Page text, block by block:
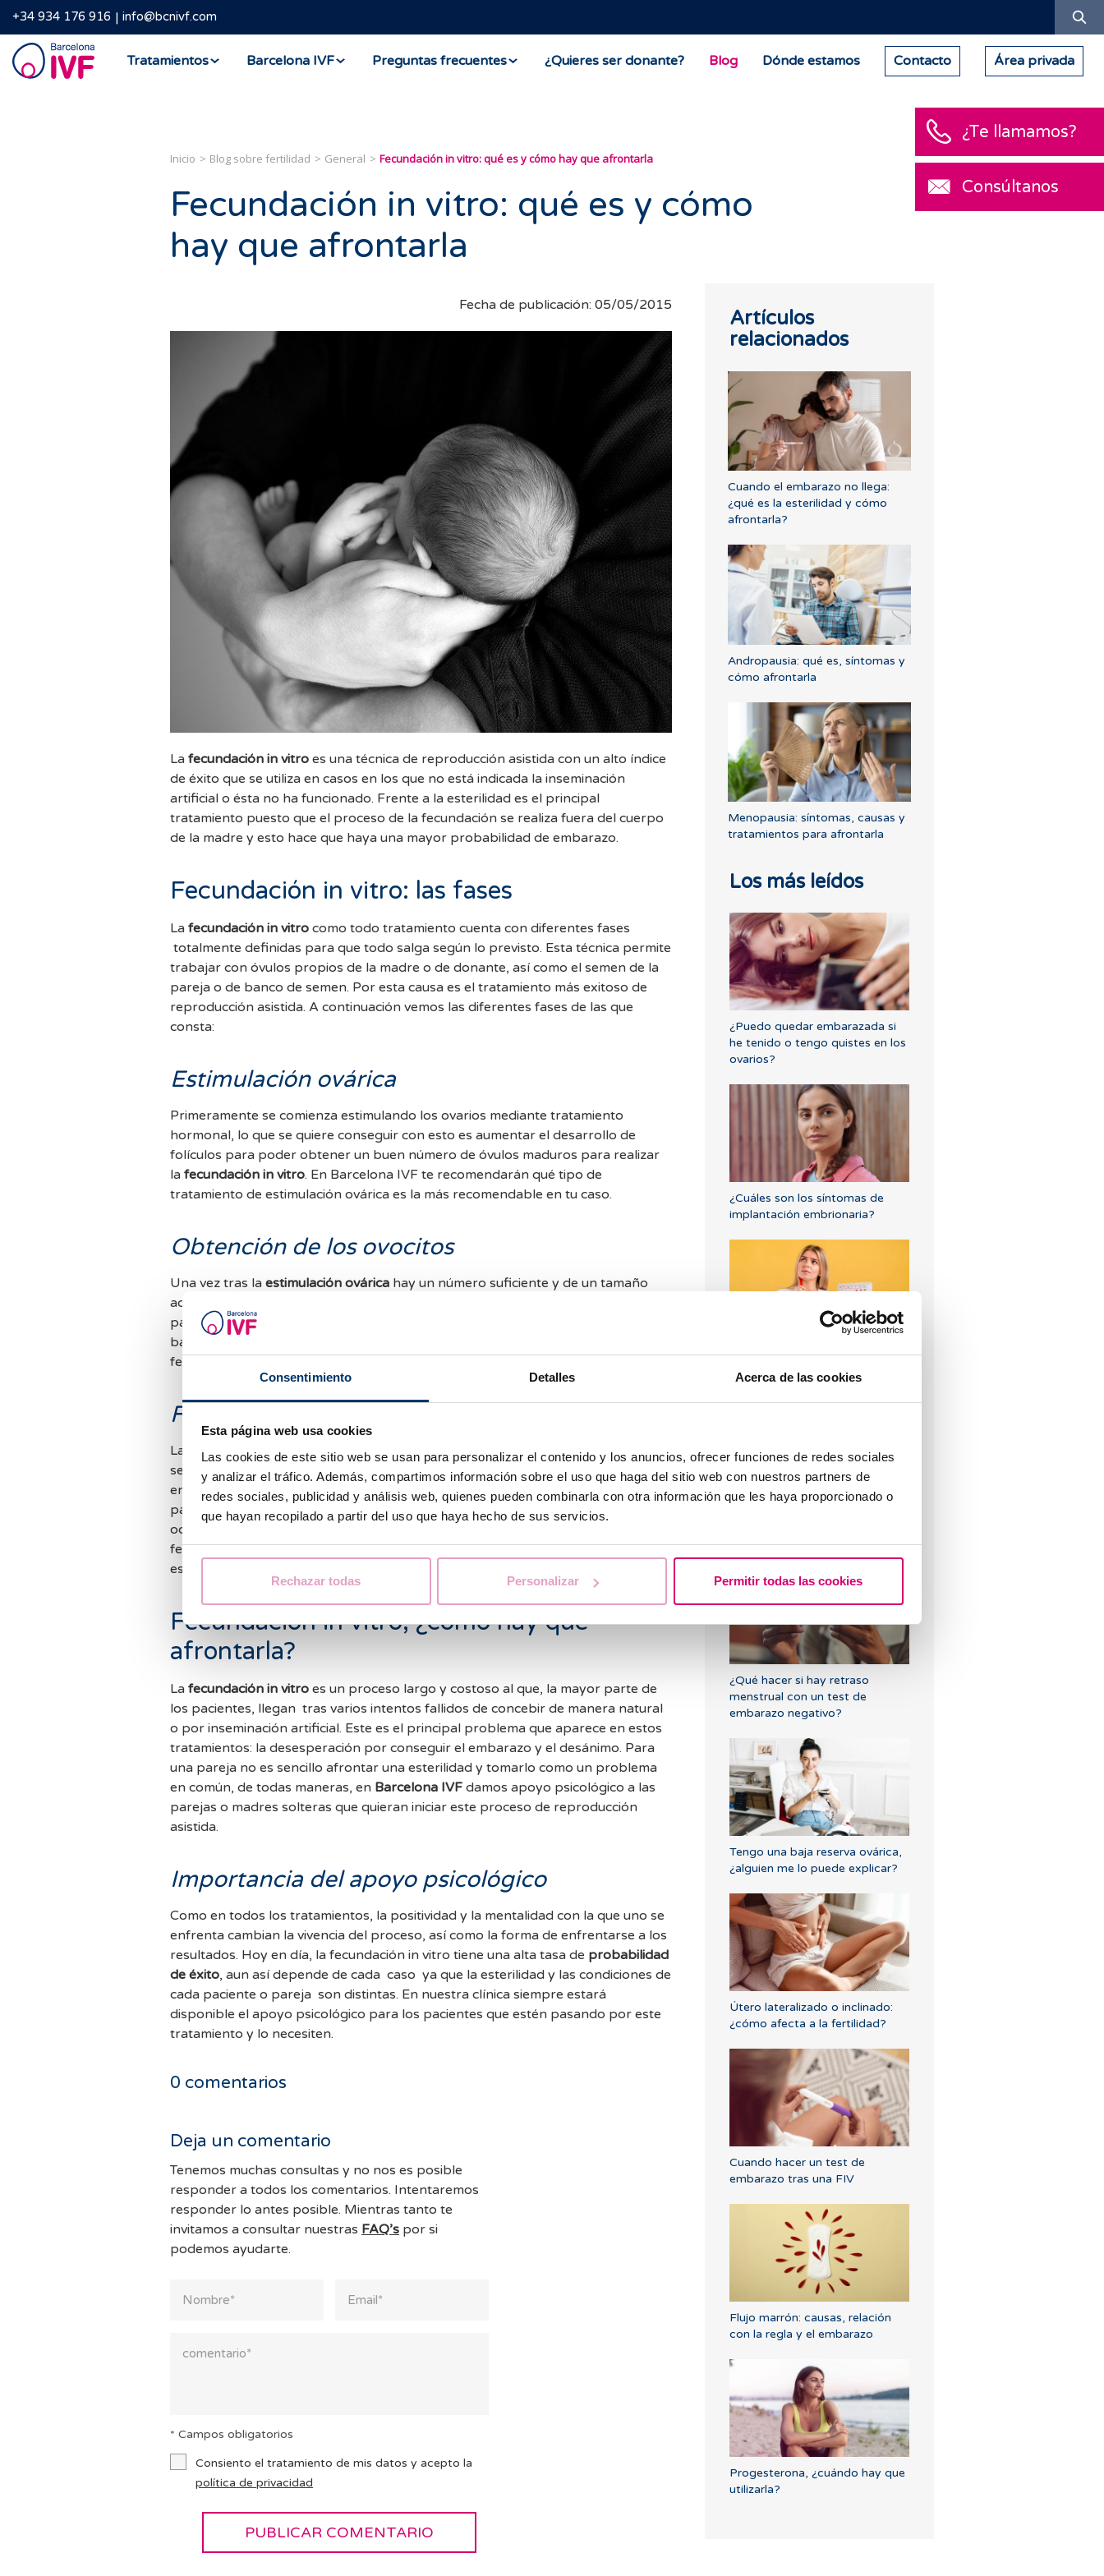
Consentimiento Detalles Acerca de las cookies
Esta página web usa cookies
Las cookies de este sitio web se usan para personalizar el contenido y los anuncios, ofrecer funciones de redes sociales
y analizar el tráfico. Además, compartimos información sobre el uso que haga del sitio web con nuestros partners de
redes sociales, publicidad y análisis web, quienes pueden combinarla con otra información que les haya proporcionado o
que hayan recopilado a partir del uso que haya hecho de sus servicios.
Rechazar todas Personalizar Permitir todas las cookies
+34 934 176 916 info@bcnivf.com
Barcelona
IVF
Tratamientos Barcelona IVF Preguntas frecuentes ¿Quieres ser donante? Blog Dónde estamos Contacto Área privada
Inicio Blog sobre fertilidad General Fecundación in vitro: qué es y cómo hay que afrontarla
Fecundación in vitro: qué es y cómo
hay que afrontarla
Fecha de publicación: 05/05/2015
La fecundación in vitro es una técnica de reproducción asistida con un alto índice
de éxito que se utiliza en casos en los que no está indicada la inseminación
artificial o ésta no ha funcionado. Frente a la esterilidad es el principal
tratamiento puesto que el proceso de la fecundación se realiza fuera del cuerpo
de la madre y esto hace que haya una mayor probabilidad de embarazo.
Fecundación in vitro: las fases
La fecundación in vitro como todo tratamiento cuenta con diferentes fases
totalmente definidas para que todo salga según lo previsto. Esta técnica permite
trabajar con óvulos propios de la madre o de donante, así como el semen de la
pareja o de banco de semen. Por esta causa es el tratamiento más exitoso de
reproducción asistida. A continuación vemos las diferentes fases de las que
consta:
Estimulación ovárica
Primeramente se comienza estimulando los ovarios mediante tratamiento
hormonal, lo que se quiere conseguir con esto es aumentar el desarrollo de
folículos para poder obtener un buen número de óvulos maduros para realizar
la fecundación in vitro. En Barcelona IVF te recomendarán qué tipo de
tratamiento de estimulación ovárica es la más recomendable en tu caso.
Obtención de los ovocitos
Una vez tras la estimulación ovárica hay un número suficiente y de un tamaño
adecuado se programa la obtención de los óvulos. La punción de los ovarios
para la obtención de los ovocitos se realiza de forma ambulatoria en la clínica
bajo sedación. El mismo día se tendrá que obtener una muestra de semen para
fecundar los óvulos o bien se utilizará banco de semen.
Fecundación
La fecundación sucede en una placa de Petri
en la que en nuestros laboratorios
se cuida al máximo todo para que salga bien. Se incuban el ovocito y el esperma
en un medio de cultivo para que haya un menor ratio de fallos. Después de que
pase el tiempo estimado, alrededor de 20 horas, se revisa si la fecundación ha
ocurrido y por tanto podremos saber cuantos embriones hay. Después de la
fecundación se esperan alrededor de otras 20 horas para ver que el embrión
está en buenas condiciones y se está dividiendo bien.
Fecundación in vitro, ¿cómo hay que
afrontarla?
La fecundación in vitro es un proceso largo y costoso al que, la mayor parte de
los pacientes, llegan tras varios intentos fallidos de concebir de manera natural
o por inseminación artificial. Este es el principal problema que aparece en estos
tratamientos: la desesperación por conseguir el embarazo y el desánimo. Para
una pareja no es sencillo afrontar una esterilidad y tomarlo como un problema
en común, de todas maneras, en Barcelona IVF damos apoyo psicológico a las
parejas o madres solteras que quieran iniciar este proceso de reproducción
asistida.
Importancia del apoyo psicológico
Como en todos los tratamientos, la positividad y la mentalidad con la que uno se
enfrenta cambian la vivencia del proceso, así como la forma de enfrentarse a los
resultados. Hoy en día, la fecundación in vitro tiene una alta tasa de probabilidad
de éxito, aun así depende de cada caso ya que la esterilidad y las condiciones de
cada paciente o pareja son distintas. En nuestra clínica siempre estará
disponible el apoyo psicológico para los pacientes que estén pasando por este
tratamiento y lo necesiten.
0 comentarios
Deja un comentario
Tenemos muchas consultas y no nos es posible
responder a todos los comentarios. Intentaremos
responder lo antes posible. Mientras tanto te
invitamos a consultar nuestras FAQ’s por si
podemos ayudarte.
* Campos obligatorios
Consiento el tratamiento de mis datos y acepto la
política de privacidad
Artículos
relacionados
Cuando el embarazo no llega:
¿qué es la esterilidad y cómo
afrontarla?
Andropausia: qué es, síntomas y
cómo afrontarla
Menopausia: síntomas, causas y
tratamientos para afrontarla
Los más leídos
¿Puedo quedar embarazada si
he tenido o tengo quistes en los
ovarios?
¿Cuáles son los síntomas de
implantación embrionaria?
Spotting: ¿Qué es y cómo
afecta a la fertilidad?
grueso?
¿Qué hacer si hay retraso
menstrual con un test de
embarazo negativo?
Tengo una baja reserva ovárica,
¿alguien me lo puede explicar?
Útero lateralizado o inclinado:
¿cómo afecta a la fertilidad?
Cuando hacer un test de
embarazo tras una FIV
Flujo marrón: causas, relación
con la regla y el embarazo
Progesterona, ¿cuándo hay que
utilizarla?
¿Te llamamos?
Consúltanos